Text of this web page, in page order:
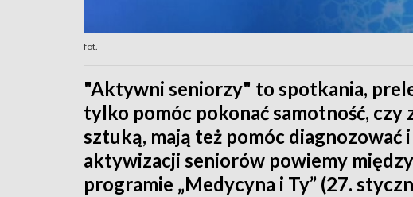
fot.
"Aktywni seniorzy" to spotkania,
tylko pomóc pokonać samotność,
sztuką, mają też pomóc diagnozować
aktywizacji seniorów powiemy
programie „Medycyna i Ty” (27.